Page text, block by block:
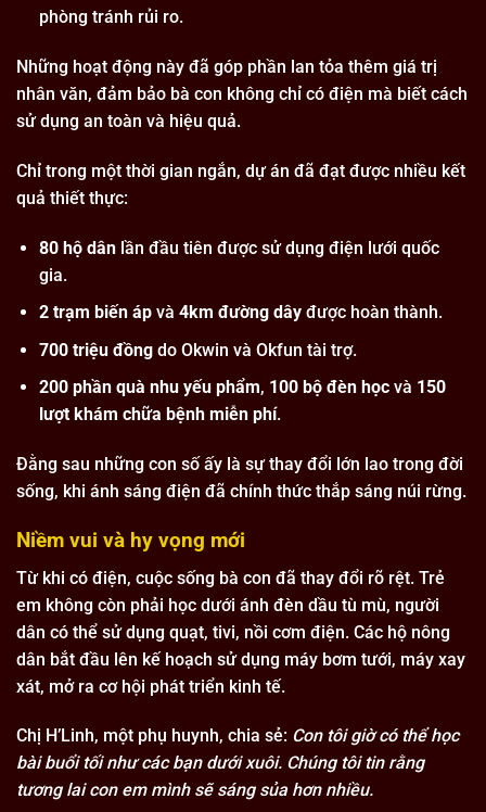
phòng tránh rủi ro.
Những hoạt động này đã góp phần lan tỏa thêm giá trị
nhân văn, đảm bảo bà con không chỉ có điện mà biết cách
sử dụng an toàn và hiệu quả.
Chỉ trong một thời gian ngắn, dự án đã đạt được nhiều kết
quả thiết thực:
80 hộ dânlần đầu tiên được sử dụng điện lưới quốc
gia.
2 trạm biến ápvà 4km đường dâyđược hoàn thành.
700 triệu đồngdo Okwin và Okfun tài trợ.
200 phần quà nhu yếu phẩm, 100 bộ đèn họcvà 150
lượt khám chữa bệnh miễn phí.
Đằng sau những con số ấy là sự thay đổi lớn lao trong đời
sống, khi ánh sáng điện đã chính thức thắp sáng núi rừng.
Niềm vui và hy vọng mới
Từ khi có điện, cuộc sống bà con đã thay đổi rõ rệt. Trẻ
em không còn phải học dưới ánh đèn dầu tù mù, người
dân có thể sử dụng quạt, tivi, nồi cơm điện. Các hộ nông
dân bắt đầu lên kế hoạch sử dụng máy bơm tưới, máy xay
xát, mở ra cơ hội phát triển kinh tế.
Chị H’Linh, một phụ huynh, chia sẻ: Con tôi giờ có thể học
bài buổi tối như các bạn dưới xuôi. Chúng tôi tin rằng
tương lai con em mình sẽ sáng sủa hơn nhiều.